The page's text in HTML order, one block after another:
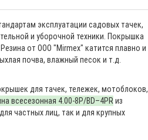
эксплуатации садовых тачек,
и уборочной техники. Покрышка
от ООО "Mirmex" катится плавно и
почва, влажный песок и т.д.
для тачек, тележек, мотоблоков,
всесезонная 4.00-8P/BD–4PRиз
частных лиц, так и для крупных